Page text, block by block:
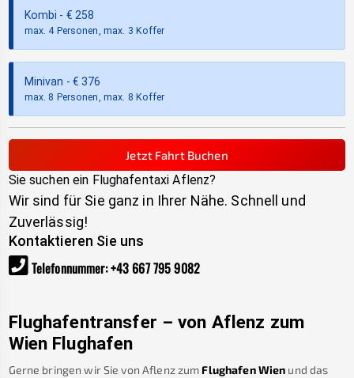
Kombi - € 258
max. 4 Personen, max. 3 Koffer
Minivan - €376
max. 8 Personen, max. 8 Koffer
Jetzt Fahrt Buchen
Sie suchen ein Flughafentaxi Aflenz?
Wir sind für Sie ganz in Ihrer Nähe. Schnell und
Zuverlässig!
Kontaktieren Sie uns
Telefonnummer:+43 667 795 9082
Flughafentransfer – von Aflenz zum
Wien Flughafen
Gerne bringen wir Sie von Aflenzzum Flughafen Wien und das